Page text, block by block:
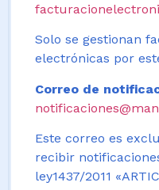
Solo se gestionan
electrónicas por
Correo de
Este correo es
recibir
ley1437/2011